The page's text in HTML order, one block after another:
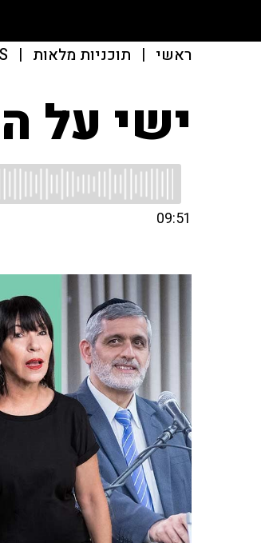
ראשי | תוכניות מלאות |
ישי על
09:51